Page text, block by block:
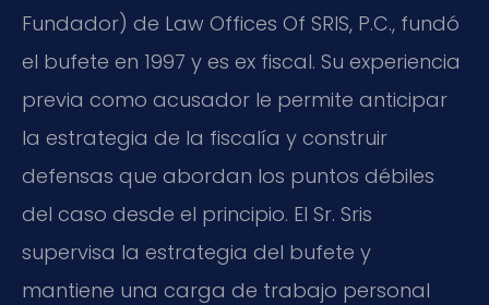
Fundador) de Law Offices Of SRIS, P.C., fundó
el bufete en 1997 y es ex fiscal. Su experiencia
previa como acusador le permite anticipar
la estrategia de la fiscalía y construir
defensas que abordan los puntos débiles
del caso desde el principio. El Sr. Sris
supervisa la estrategia del bufete y
mantiene una carga de trabajo personal